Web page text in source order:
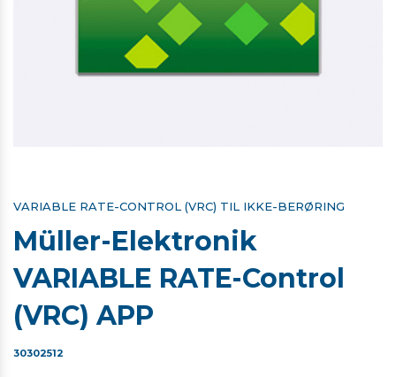
VARIABLE RATE-CONTROL (VRC) TIL IKKE-BERØRING
Müller-Elektronik
VARIABLE RATE-Control
(VRC) APP
30302512